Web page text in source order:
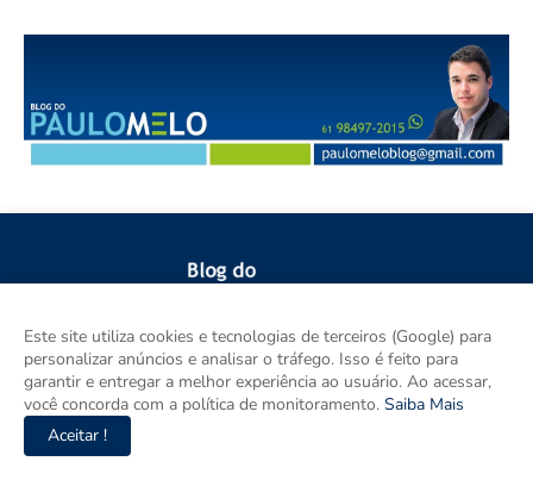
O Blog do Paulo Melo produz jornalismo independente, ágil e
contextualizado sobre Brasília, Região Metropolitana, Goiás e
Brasil. Com informação verificada, pluralidade e compromisso
com o interesse público, destaca os principais fatos de política,
cidades e empreendedorismo. DRT 0010556/DF.
Este site utiliza cookies e tecnologias de terceiros (Google) para
personalizar anúncios e analisar o tráfego. Isso é feito para
garantir e entregar a melhor experiência ao usuário. Ao acessar,
você concorda com a política de monitoramento. Saiba Mais
Aceitar !